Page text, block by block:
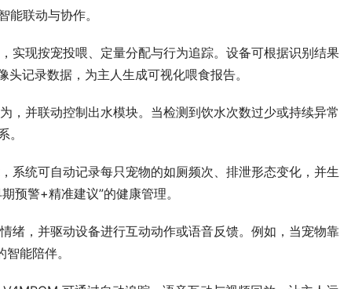
联动与协作。
实现按宠投喂、定量分配与行为追踪。设备可根据识别结果
记录数据，为主人生成可视化喂食报告。
，并联动控制出水模块。当检测到饮水次数过少或持续异常
。
系统可自动记录每只宠物的如厕频次、排泄形态变化，并生
预警+精准建议”的健康管理。
绪，并驱动设备进行互动动作或语音反馈。例如，当宠物靠
能陪伴。